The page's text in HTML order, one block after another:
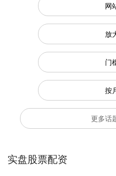
网
放
门
按
更多话
实盘股票配资